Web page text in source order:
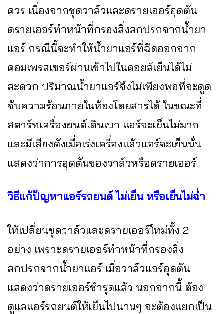
ควร เนื่องจากชุดวาล์วและดรายเออร์อุดตัน
ดรายเออร์ทำหน้าที่กรองสิ่งสกปรกจากน้ำยา
แอร์ กรณีนี้จะทำให้น้ำยาแอร์ที่ฉีดออกจาก
คอมเพรสเซอร์ผ่านเข้าไปในคอยล์เย็นได้ไม่
สะดวก ปริมาณน้ำยาแอร์จึงไม่เพียงพอที่จะดูด
จับความร้อนภายในห้องโดยสารได้ ในขณะที่
สตาร์ทเครื่องยนต์เดินเบา แอร์จะเย็นไม่มาก
และมีเสียงดังเมื่อเร่งเครื่องแล้วแอร์จะเย็นนั่น
แสดงว่าการอุดตันของวาล์วหรือดรายเออร์
วิธีแก้ปัญหาแอร์รถยนต์ ไม่เย็น หรือเย็นไม่ฉ่ำ
ให้เปลี่ยนชุดวาล์วและดรายเออร์ใหม่ทั้ง 2
อย่าง เพราะดรายเออร์ทำหน้าที่กรองสิ่ง
สกปรกจากน้ำยาแอร์ เมื่อวาล์วแอร์อุดตัน
แสดงว่าดรายเออร์ชำรุดแล้ว นอกจากนี้ ต้อง
ดูแลแอร์รถยนต์ให้เย็นไปนานๆ จะต้องแยกเป็น